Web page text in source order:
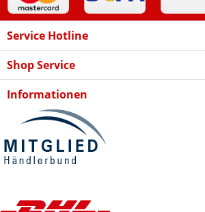
Service Hotline
Shop Service
Informationen